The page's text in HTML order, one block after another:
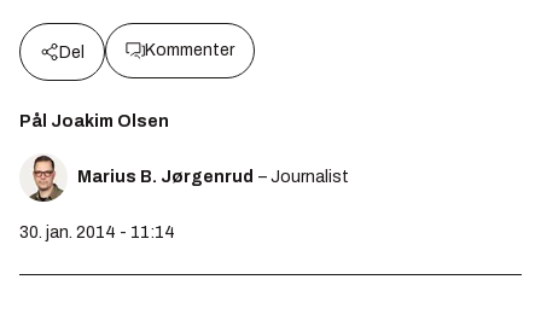
Del Kommenter
Pål Joakim Olsen
Marius B. Jørgenrud – Journalist
30. jan. 2014 - 11:14